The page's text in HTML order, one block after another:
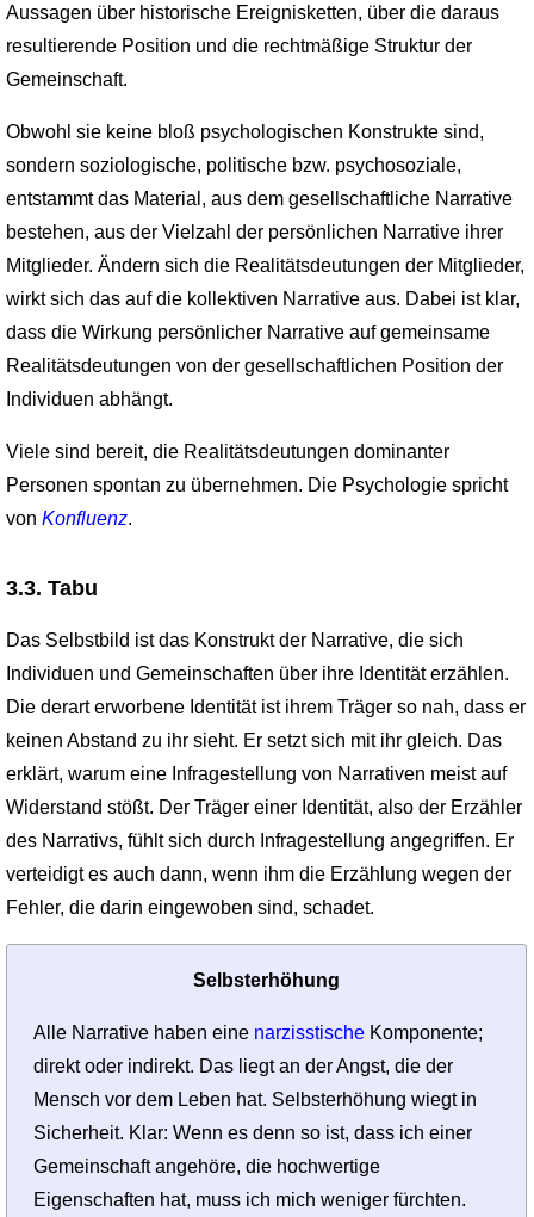
Aussagen über historische Ereignisketten, über die daraus
resultierende Position und die rechtmäßige Struktur der
Gemeinschaft.
Obwohl sie keine bloß psychologischen Konstrukte sind,
sondern soziologische, politische bzw. psychosoziale,
entstammt das Material, aus dem gesellschaftliche Narrative
bestehen, aus der Vielzahl der persönlichen Narrative ihrer
Mitglieder. Ändern sich die Realitätsdeutungen der Mitglieder,
wirkt sich das auf die kollektiven Narrative aus. Dabei ist klar,
dass die Wirkung persönlicher Narrative auf gemeinsame
Realitätsdeutungen von der gesellschaftlichen Position der
Individuen abhängt.
Viele sind bereit, die Realitätsdeutungen dominanter
Personen spontan zu übernehmen. Die Psychologie spricht
von Konfluenz.
3.3. Tabu
Das Selbstbild ist das Konstrukt der Narrative, die sich
Individuen und Gemeinschaften über ihre Identität erzählen.
Die derart erworbene Identität ist ihrem Träger so nah, dass er
keinen Abstand zu ihr sieht. Er setzt sich mit ihr gleich. Das
erklärt, warum eine Infragestellung von Narrativen meist auf
Widerstand stößt. Der Träger einer Identität, also der Erzähler
des Narrativs, fühlt sich durch Infragestellung angegriffen. Er
verteidigt es auch dann, wenn ihm die Erzählung wegen der
Fehler, die darin eingewoben sind, schadet.
Selbsterhöhung
Alle Narrative haben eine narzisstische Komponente;
direkt oder indirekt. Das liegt an der Angst, die der
Mensch vor dem Leben hat. Selbsterhöhung wiegt in
Sicherheit. Klar: Wenn es denn so ist, dass ich einer
Gemeinschaft angehöre, die hochwertige
Eigenschaften hat, muss ich mich weniger fürchten.